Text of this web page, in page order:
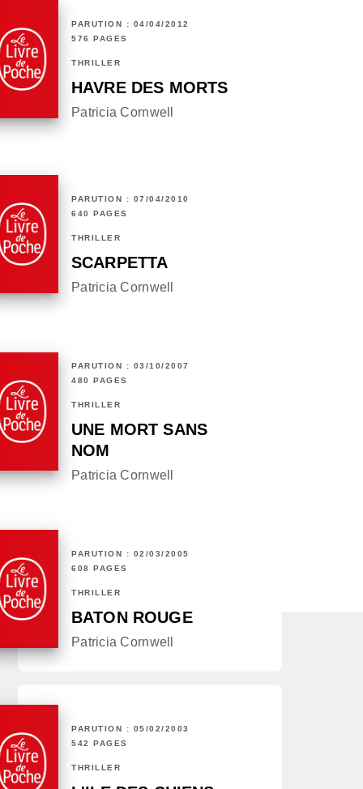
PARUTION : 04/04/2012
576 PAGES
THRILLER
HAVRE DES MORTS
Patricia Cornwell
PARUTION : 07/04/2010
640 PAGES
THRILLER
SCARPETTA
Patricia Cornwell
PARUTION : 03/10/2007
480 PAGES
THRILLER
UNE MORT SANS
NOM
Patricia Cornwell
PARUTION : 02/03/2005
608 PAGES
THRILLER
BATON ROUGE
Patricia Cornwell
PARUTION : 05/02/2003
542 PAGES
THRILLER